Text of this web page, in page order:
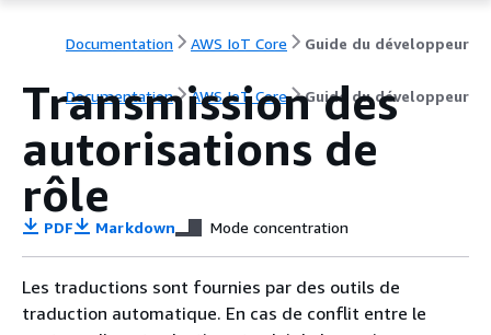
Documentation AWS IoT Core Guide du développeur
Documentation AWS IoT Core Guide du développeur
Transmission des
autorisations de
rôle
PDF Markdown Mode concentration
Les traductions sont fournies par des outils de
traduction automatique. En cas de conflit entre le